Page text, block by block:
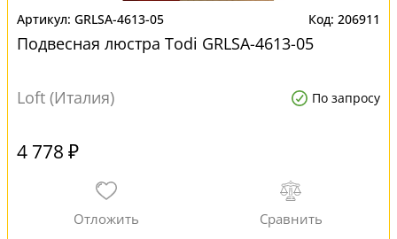
GRLSA-4613-05 206911
Подвесная люстра Todi GRLSA-4613-05
Loft (Италия) По запросу
4 778 ₽